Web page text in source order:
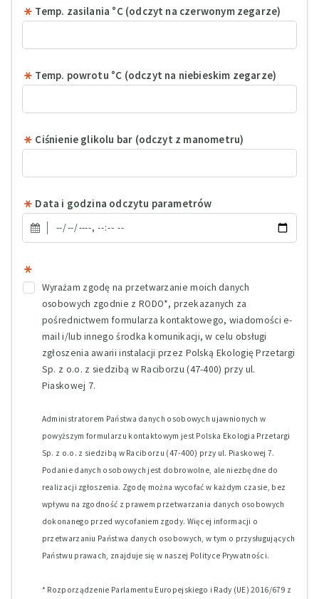
Temp. zasilania °C (odczyt na czerwonym zegarze)
Temp. powrotu °C (odczyt na niebieskim zegarze)
Ciśnienie glikolu bar (odczyt z manometru)
Data i godzina odczytu parametrów
Wyrażam zgodę na przetwarzanie moich danych
osobowych zgodnie z RODO*, przekazanych za
pośrednictwem formularza kontaktowego, wiadomości e-
mail i/lub innego środka komunikacji, w celu obsługi
zgłoszenia awarii instalacji przez Polską Ekologię Przetargi
Sp. z o.o. z siedzibą w Raciborzu (47-400) przy ul.
Piaskowej 7.
Administratorem Państwa danych osobowych ujawnionych w
powyższym formularzu kontaktowym jest Polska Ekologia Przetargi
Sp. z o.o. z siedzibą w Raciborzu (47-400) przy ul. Piaskowej 7.
Podanie danych osobowych jest dobrowolne, ale niezbędne do
realizacji zgłoszenia. Zgodę można wycofać w każdym czasie, bez
wpływu na zgodność z prawem przetwarzania danych osobowych
dokonanego przed wycofaniem zgody. Więcej informacji o
przetwarzaniu Państwa danych osobowych, w tym o przysługujących
Państwu prawach, znajduje się w naszej Polityce Prywatności.
* Rozporządzenie Parlamentu Europejskiego i Rady (UE) 2016/679 z